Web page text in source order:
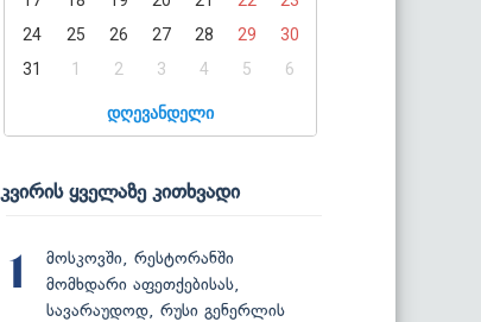
24
25 26 27 28 29
30
31
1 2 3 4 5 6
დღევანდელი
კვირის ყველაზე კითხვადი
1
მოსკოვში, რესტორანში
მომხდარი აფეთქებისას,
სავარაუდოდ, რუსი გენერლის